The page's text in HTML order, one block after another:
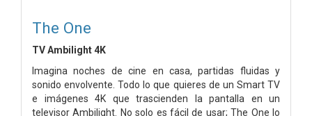
The One
TV Ambilight 4K
Imagina noches de cine en casa, partidas fluidas y
sonido envolvente. Todo lo que quieres de un Smart TV
e imágenes 4K que trascienden la pantalla en un
televisor Ambilight. No solo es fácil de usar; The One lo